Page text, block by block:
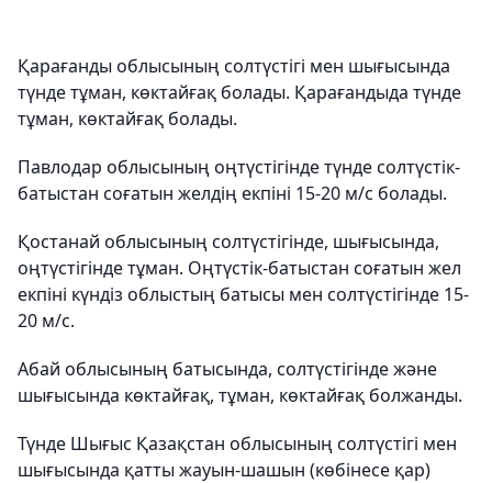
Қарағанды ​​облысының солтүстігі мен шығысында
түнде тұман, көктайғақ болады. Қарағандыда түнде
тұман, көктайғақ болады.
Павлодар облысының оңтүстігінде түнде солтүстік-
батыстан соғатын желдің екпіні 15-20 м/с болады.
Қостанай облысының солтүстігінде, шығысында,
оңтүстігінде тұман. Оңтүстік-батыстан соғатын жел
екпіні күндіз облыстың батысы мен солтүстігінде 15-
20 м/с.
Абай облысының батысында, солтүстігінде және
шығысында көктайғақ, тұман, көктайғақ болжанды.
Түнде Шығыс Қазақстан облысының солтүстігі мен
шығысында қатты жауын-шашын (көбінесе қар)